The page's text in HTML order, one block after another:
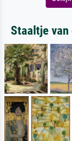
Staaltje van